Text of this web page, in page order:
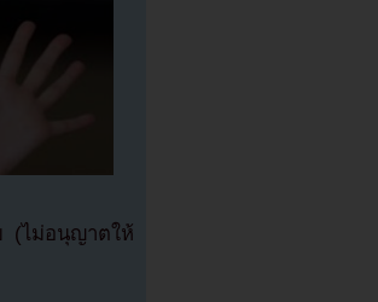
(ไม่อนุญาตให้